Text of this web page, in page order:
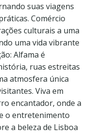
suas viagens
Comércio
culturais a uma
uma vida vibrante
Alfama é
ruas estreitas
atmosfera única
Viva em
encantador, onde a
o entretenimento
a beleza de Lisboa